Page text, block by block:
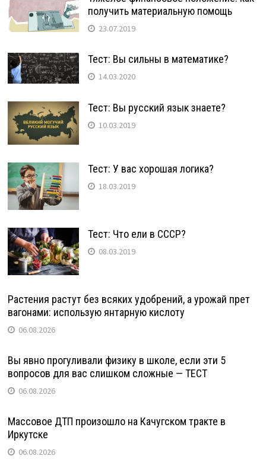
получить материальную помощь
23.07.2019
Тест: Вы сильны в математике?
14.03.2020
Тест: Вы русский язык знаете?
10.03.2019
Тест: У вас хорошая логика?
18.03.2019
Тест: Что ели в СССР?
08.03.2019
Растения растут без всяких удобрений, а урожай прет
вагонами: использую янтарную кислоту
06.08.2026
Вы явно прогуливали физику в школе, если эти 5
вопросов для вас слишком сложные — ТЕСТ
06.08.2026
Массовое ДТП произошло на Качугском тракте в
Иркутске
06.08.2026